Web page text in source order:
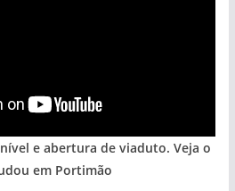
e abertura de viaduto. Veja o
em Portimão